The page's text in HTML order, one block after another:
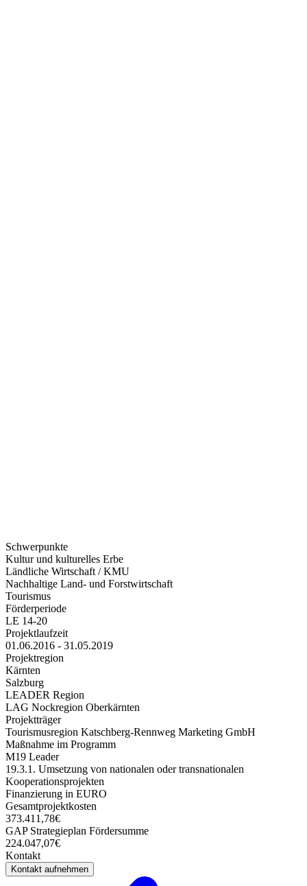
Schwerpunkte
Kultur und kulturelles Erbe
Ländliche Wirtschaft / KMU
Nachhaltige Land- und Forstwirtschaft
Tourismus
Förderperiode
LE 14-20
Projektlaufzeit
01.06.2016 - 31.05.2019
Projektregion
Kärnten
Salzburg
LEADER Region
LAG Nockregion Oberkärnten
Projektträger
Tourismusregion Katschberg-Rennweg Marketing GmbH
Maßnahme im Programm
M19 Leader
19.3.1. Umsetzung von nationalen oder transnationalen
Kooperationsprojekten
Finanzierung in EURO
Gesamtprojektkosten
373.411,78€
GAP Strategieplan Fördersumme
224.047,07€
Kontakt
Kontakt aufnehmen